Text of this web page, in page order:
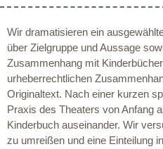
Wir dramatisieren ein
über Zielgruppe und Aussage
Zusammenhang mit
urheberrechtlichen
Originaltext. Nach einer kurzen
Praxis des Theaters von Anfang
Kinderbuch auseinander. Wir
zu umreißen und eine Einteilung